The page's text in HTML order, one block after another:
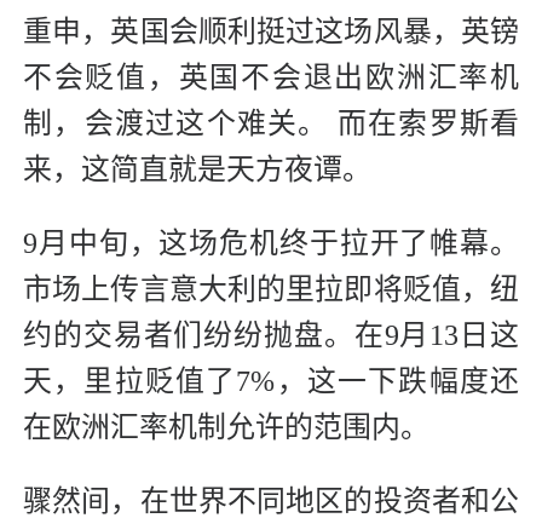
重申，英国会顺利挺过这场风暴，英镑
不会贬值，英国不会退出欧洲汇率机
制，会渡过这个难关。 而在索罗斯看
来，这简直就是天方夜谭。
9月中旬，这场危机终于拉开了帷幕。
市场上传言意大利的里拉即将贬值，纽
约的交易者们纷纷抛盘。在9月13日这
天，里拉贬值了7%，这一下跌幅度还
在欧洲汇率机制允许的范围内。
骤然间，在世界不同地区的投资者和公